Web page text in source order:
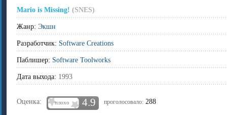
Mario is Missing! (SNES)
Жанр: Экшн
Разработчик: Software Creations
Паблишер: Software Toolworks
Дата выхода: 1993
Оценка: плохо 4.9 проголосовало: 288